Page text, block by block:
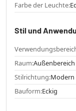
Farbe der Leuchte:
Stil und
Raum:Außenbereich
Stilrichtung:Modern
Bauform:Eckig